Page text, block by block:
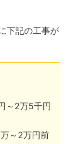
下記の工事が
～2万5千円
～2万円前